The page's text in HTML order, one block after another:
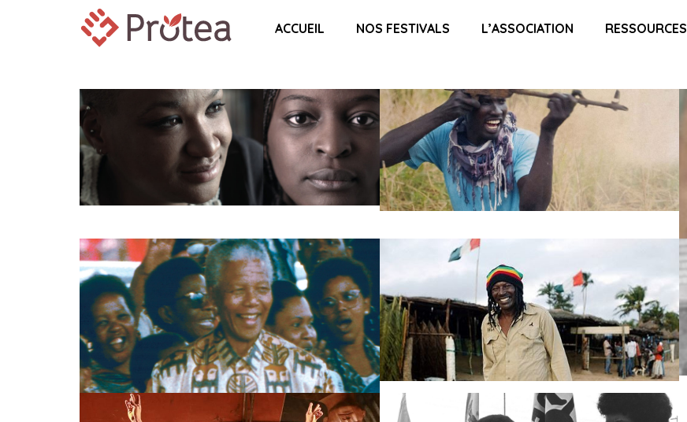
ACCUEIL NOS FESTIVALS L’ASSOCIATION RESSOURCES
AMANDLA, A REVOLUTION IN FOUR-
PART HARMONY
ALPHA BLONDY, UN COMBAT POUR LA
LIBERTÉ
SWEET MICKY FOR PRESIDENT
BLACK PANTHERS, LES PRÉMICES
D’UNE RÉVOLUTION